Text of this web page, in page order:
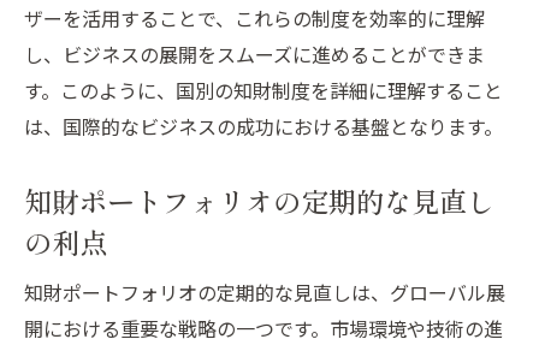
知財戦略で企業ブランドを守る方法
成功事例から学ぶ知財ポートフォリオの構築ポ
イント
成功企業の知財ポートフォリオ事例
知財ポートフォリオがもたらしたビジネス
知財ポートフォリオの活用で競争力を高め
た事例
ザーを活用することで、これらの制度を効率的に理解
し、ビジネスの展開をスムーズに進めることができま
す。このように、国別の知財制度を詳細に理解すること
は、国際的なビジネスの成功における基盤となります。
知財ポートフォリオの定期的な見直し
の利点
知財ポートフォリオの定期的な見直しは、グローバル展
開における重要な戦略の一つです。市場環境や技術の進